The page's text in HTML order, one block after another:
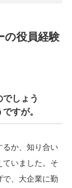
の役員経験
しょう
すが。
か、知り合い
いました。そ
、大企業に勤